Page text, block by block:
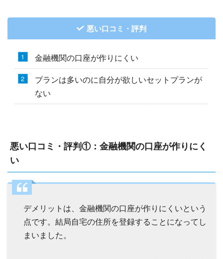
悪い口コミ・評判
金融機関の口座が作りにくい
プランは多いのに自分が欲しいセットプランが
ない
悪い口コミ・評判①：金融機関の口座が作りにく
い
デメリットは、金融機関の口座が作りにくいという
点です。結局自宅の住所を登録することになってし
まいました。